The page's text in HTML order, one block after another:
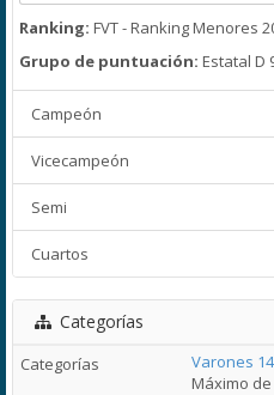
Ranking: FVT - Ranking Menores
Grupo de puntuación: Estatal D
Campeón
Vicecampeón
Semi
Cuartos
Categorías
Varones
Máximo